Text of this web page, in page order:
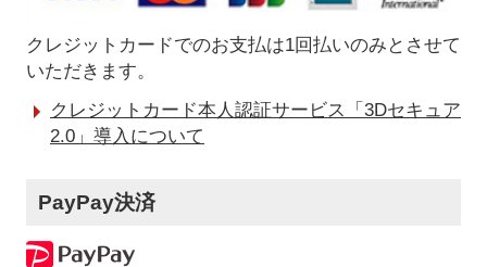
クレジットカードでのお支払は1回払いのみとさせて
いただきます。
クレジットカード本人認証サービス「3Dセキュア
2.0」導入について
PayPay決済